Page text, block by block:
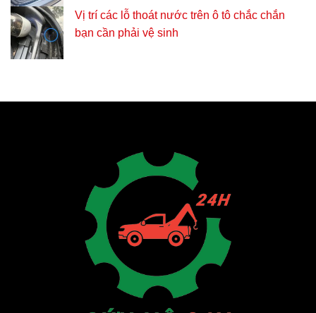
Vị trí các lỗ thoát nước trên ô tô chắc chắn
bạn cần phải vệ sinh